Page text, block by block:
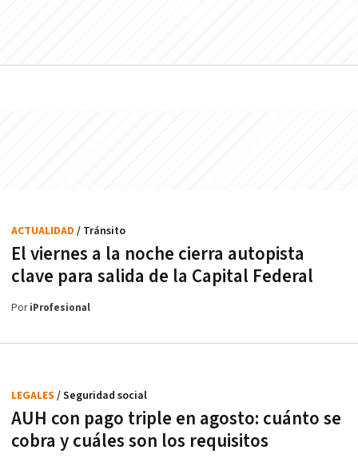
El viernes a la noche cierra autopista
clave para salida de la Capital Federal
ACTUALIDAD / Tránsito
PoriProfesional
AUH con pago triple en agosto: cuánto se
cobra y cuáles son los requisitos
LEGALES / Seguridad social